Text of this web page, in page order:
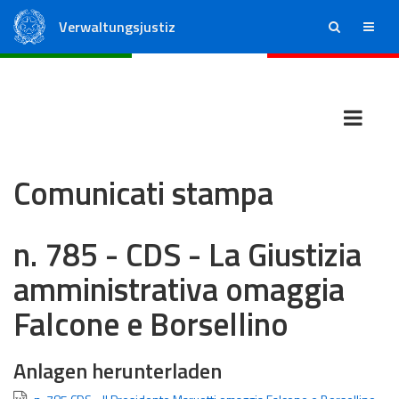
Verwaltungsjustiz ricerca menu
Comunicati stampa
n. 785 - CDS - La Giustizia
amministrativa omaggia
Falcone e Borsellino
Anlagen herunterladen